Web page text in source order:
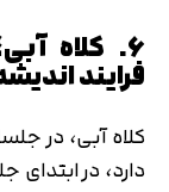
6. کلاه
فرایند
کلاه آبی، در
دارد، در